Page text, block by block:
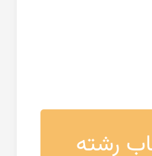
رشته